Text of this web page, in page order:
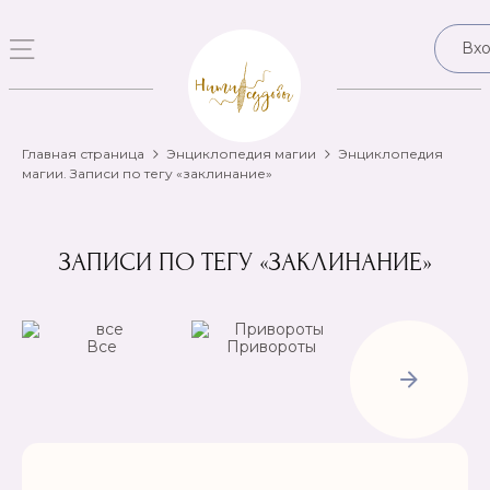
Главная страница Энциклопедия магии
Энциклопедия
магии. Записи по тегу «заклинание»
ЗАПИСИ ПО ТЕГУ «ЗАКЛИНАНИЕ»
Все
Привороты
Рассорки